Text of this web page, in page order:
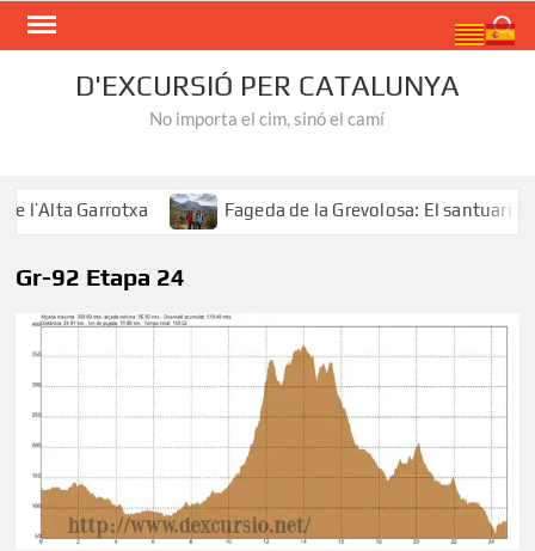
Skip
D'EXCURSIÓ PER CATALUNYA
No importa el cim, sinó el camí
Garrotxa Fageda de la Grevolosa: El santuari dels
Gr-92 Etapa 24